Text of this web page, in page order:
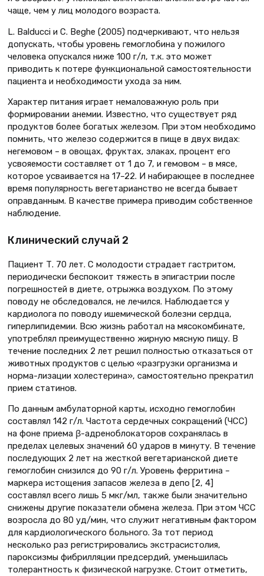
чаще, чем у лиц молодого возраста.
L. Balducci и C. Beghe (2005) подчеркивают, что нельзя
допускать, чтобы уровень гемоглобина у пожилого
человека опускался ниже 100 г/л, т.к. это может
приводить к потере функциональной самостоятельности
пациента и необходимости ухода за ним.
Характер питания играет немаловажную роль при
формировании анемии. Известно, что существует ряд
продуктов более богатых железом. При этом необходимо
помнить, что железо содержится в пище в двух видах:
негемовом – в овощах, фруктах, злаках, процент его
усвояемости составляет от 1 до 7, и гемовом – в мясе,
которое усваивается на 17–22. И набирающее в последнее
время популярность вегетарианство не всегда бывает
оправданным. В качестве примера приводим собственное
наблюдение.
Клинический случай 2
Пациент Т. 70 лет. С молодости страдает гастритом,
периодически беспокоит тяжесть в эпигастрии после
погрешностей в диете, отрыжка воздухом. По этому
поводу не обследовался, не лечился. Наблюдается у
кардиолога по поводу ишемической болезни сердца,
гиперлипидемии. Всю жизнь работал на мясокомбинате,
употреблял преимущественно жирную мясную пищу. В
течение последних 2 лет решил полностью отказаться от
животных продуктов с целью «разгрузки организма и
норма-лизации холестерина», самостоятельно прекратил
прием статинов.
По данным амбулаторной карты, исходно гемоглобин
составлял 142 г/л. Частота сердечных сокращений (ЧСС)
на фоне приема β-адреноблокаторов сохранялась в
пределах целевых значений 60 ударов в минуту. В течение
последующих 2 лет на жесткой вегетарианской диете
гемоглобин снизился до 90 г/л. Уровень ферритина –
маркера истощения запасов железа в депо [2, 4]
составлял всего лишь 5 мкг/мл, также были значительно
снижены другие показатели обмена железа. При этом ЧСС
возросла до 80 уд/мин, что служит негативным фактором
для кардиологического больного. За тот период
несколько раз регистрировались экстрасистолия,
пароксизмы фибрилляции предсердий, уменьшилась
толерантность к физической нагрузке. Стоит отметить,